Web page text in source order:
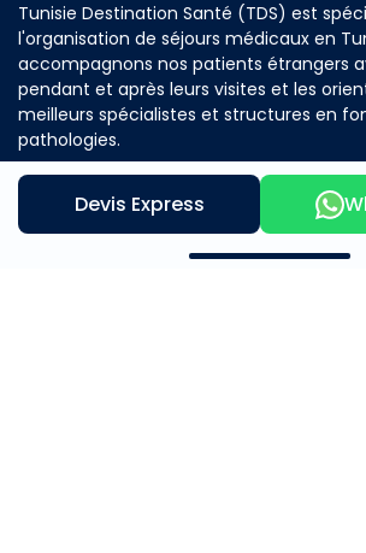
Devis Express
Tunisie Destination Santé (TDS) est
l'organisation de séjours médicaux en
accompagnons nos patients étrangers
pendant et après leurs visites et les
meilleurs spécialistes et structures en
pathologies.
Contactez nous